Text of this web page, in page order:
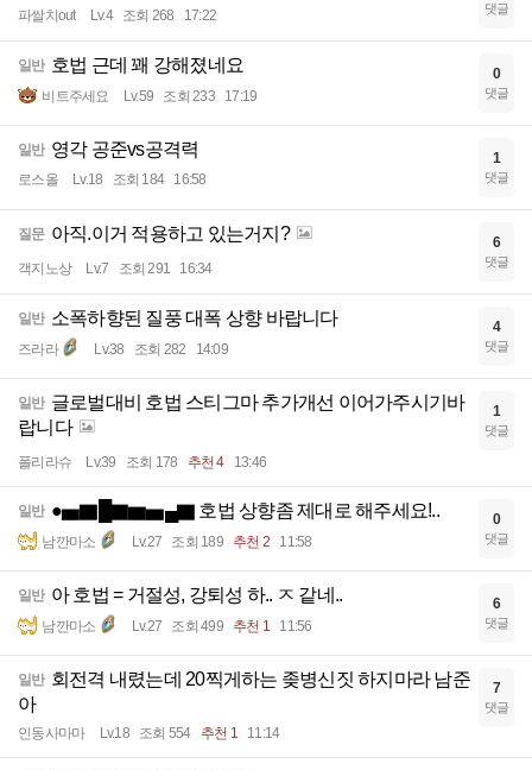
파쌀치out Lv.4 조회 268 17:22 댓글
일반 호법 근데 꽤 강해졌네요
비트주세요 Lv.59 조회 233 17:19
0
댓글
일반 영각 공준vs공격력
로스올 Lv.18 조회 184 16:58
1
댓글
질문 아직.이거 적용하고 있는거지?
객지노상 Lv.7 조회 291 16:34
6
댓글
일반 소폭하향된 질풍 대폭 상향 바랍니다
즈라라 Lv.38 조회 282 14:09
4
댓글
일반 글로벌대비 호법 스티그마 추가개선 이어가주시기바
랍니다
폴리라슈 Lv.39 조회 178 추천 4 13:46
1
댓글
일반 ●▅▇█▇▆▅▄▇ 호법 상향좀 제대로 해주세요!..
남깐마소 Lv.27 조회 189 추천 2 11:58
0
댓글
일반 아 호법 = 거절성, 강퇴성 하.. ㅈ 같네..
남깐마소 Lv.27 조회 499 추천 1 11:56
6
댓글
일반 회전격 내렸는데 20찍게하는 좆병신짓 하지마라 남준
아
인동사마마 Lv.18 조회 554 추천 1 11:14
7
댓글